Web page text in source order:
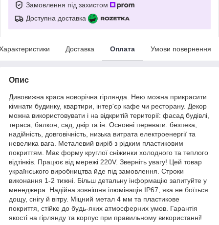
Замовлення під захистом
Доступна доставка
Доставка Оплата Умови повернення
Опис
Дивовижна краса новорічна гірлянда. Нею можна прикрасити
кімнати будинку, квартири, інтер'єр кафе чи ресторану. Декор
можна використовувати і на відкритій території: фасад будівлі,
тераса, балкон, сад, двір та ін. Основні переваги: безпека,
надійність, довговічність, низька витрата електроенергії та
невелика вага. Металевий виріб з рідким пластиковим
покриттям. Має форму круглої сніжинки холодного та теплого
відтінків. Працює від мережі 220V. Зверніть увагу! Цей товар
українського виробництва йде під замовлення. Строки
виконання 1-2 тижні. Більш детальну інформацію запитуйте у
менеджера. Надійна зовнішня ілюмінація IP67, яка не боїться
дощу, снігу й вітру. Міцний метал 4 мм та пластикове
покриття, стійке до будь-яких атмосферних умов. Гарантія
якості на гірлянду та корпус при правильному використанні!